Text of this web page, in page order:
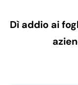
Dì addio ai